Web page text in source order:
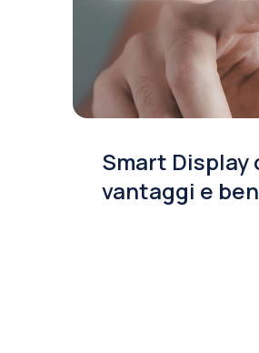
Smart Display
vantaggi e